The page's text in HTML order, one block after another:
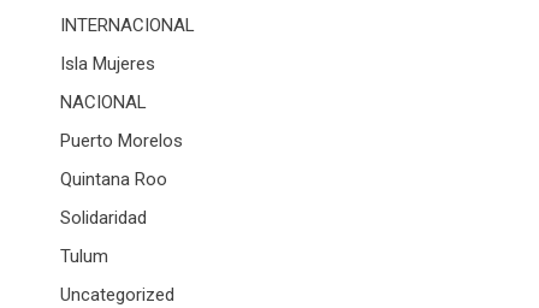
INTERNACIONAL
Isla Mujeres
NACIONAL
Puerto Morelos
Quintana Roo
Solidaridad
Tulum
Uncategorized